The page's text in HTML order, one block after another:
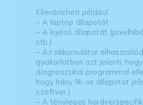
Ellenőrizheti például:
– A laptop állapotát
– A kijelző állapotát
stb.)
– Az akkumulátor
gyakorlatban azt jelenti,
diagnosztikai programmal
hogy hány %-os állapotot
szoftver.)
– A tényleges